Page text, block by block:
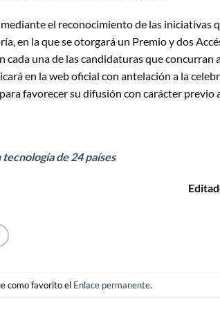
el reconocimiento de las iniciativas
en la que se otorgará un Premio y dos
una de las candidaturas que concurran
en la web oficial con antelación a la
favorecer su difusión con carácter previo
de 24 países
como favorito el Enlace permanente.